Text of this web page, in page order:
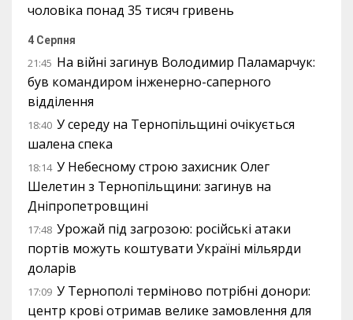
чоловіка понад 35 тисяч гривень
4 Серпня
21:45 На війні загинув Володимир Паламарчук:
був командиром інженерно-саперного
відділення
18:40 У середу на Тернопільщині очікується
шалена спека
18:14 У Небесному строю захисник Олег
Шелетин з Тернопільщини: загинув на
Дніпропетровщині
17:48 Урожай під загрозою: російські атаки
портів можуть коштувати Україні мільярди
доларів
17:09 У Тернополі терміново потрібні донори:
центр крові отримав велике замовлення для